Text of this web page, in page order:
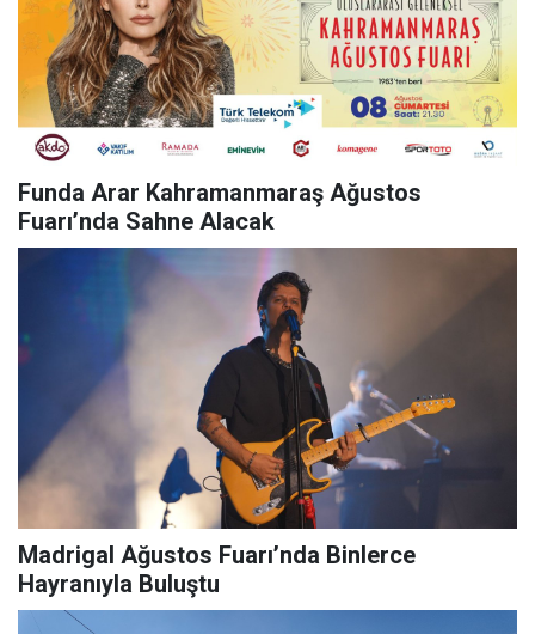
Funda Arar Kahramanmaraş Ağustos
Fuarı’nda Sahne Alacak
Madrigal Ağustos Fuarı’nda Binlerce
Hayranıyla Buluştu